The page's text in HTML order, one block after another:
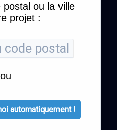
ou la ville
projet :
ou
automatiquement !